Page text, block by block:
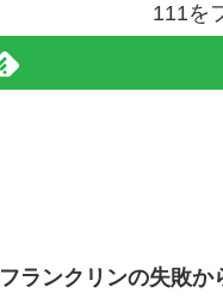
111を
ランクリンの失敗